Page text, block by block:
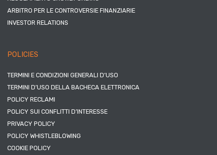
ARBITRO PER LE CONTROVERSIE FINANZIARIE
INVESTOR RELATIONS
POLICIES
TERMINI E CONDIZIONI GENERALI D’USO
TERMINI D’USO DELLA BACHECA ELETTRONICA
POLICY RECLAMI
POLICY SUI CONFLITTI D’INTERESSE
PRIVACY POLICY
POLICY WHISTLEBLOWING
COOKIE POLICY